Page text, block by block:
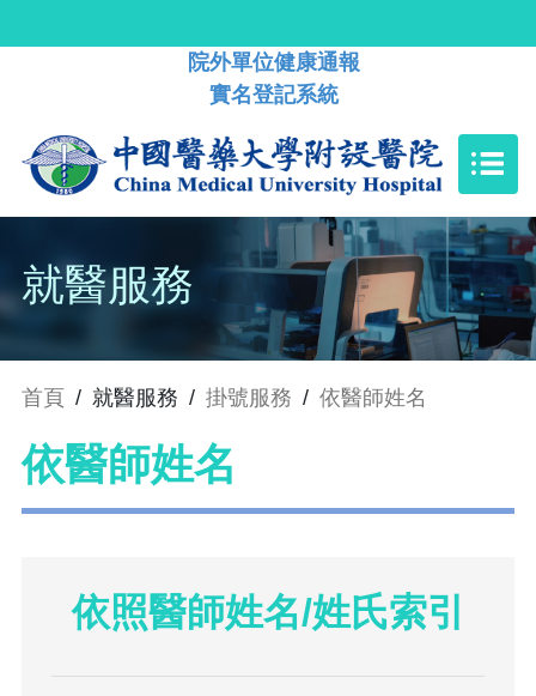
院外單位健康通報
實名登記系統
就醫服務
首頁 / 就醫服務 / 掛號服務 / 依醫師姓名
依醫師姓名
依照醫師姓名/姓氏索引